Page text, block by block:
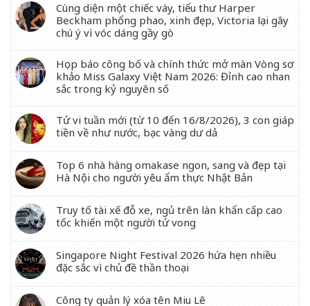
Cùng diện một chiếc váy, tiểu thư Harper
Beckham phổng phao, xinh đẹp, Victoria lại gây
chú ý vì vóc dáng gầy gò
Họp báo công bố và chính thức mở màn Vòng sơ
khảo Miss Galaxy Việt Nam 2026: Đỉnh cao nhan
sắc trong kỷ nguyên số
Tử vi tuần mới (từ 10 đến 16/8/2026), 3 con giáp
tiền về như nước, bạc vàng dư dả
Top 6 nhà hàng omakase ngon, sang và đẹp tại
Hà Nội cho người yêu ẩm thực Nhật Bản
Truy tố tài xế đỗ xe, ngủ trên làn khẩn cấp cao
tốc khiến một người tử vong
Singapore Night Festival 2026 hứa hẹn nhiều
đặc sắc vì chủ đề thần thoại
Công ty quản lý xóa tên Miu Lê